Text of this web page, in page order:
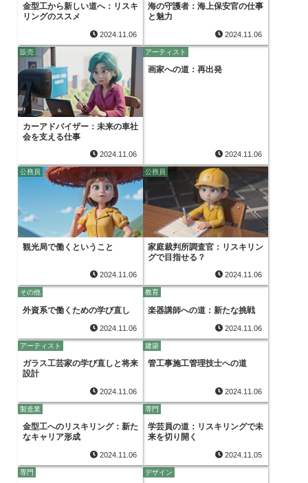
金型工から新しい道へ：リスキ
リングのススメ
2024.11.06
海の守護者：海上保安官の仕事
と魅力
2024.11.06
販売
カーアドバイザー：未来の車社
会を支える仕事
2024.11.06
アーティスト
画家への道：再出発
2024.11.06
公務員
観光局で働くということ
2024.11.06
公務員
家庭裁判所調査官：リスキリン
グで目指せる？
2024.11.06
その他
外資系で働くための学び直し
2024.11.06
教育
楽器講師への道：新たな挑戦
2024.11.06
アーティスト
ガラス工芸家の学び直しと将来
設計
2024.11.06
建築
管工事施工管理技士への道
2024.11.06
製造業
金型工へのリスキリング：新た
なキャリア形成
2024.11.06
専門
学芸員の道：リスキリングで未
来を切り開く
2024.11.05
専門 デザイン